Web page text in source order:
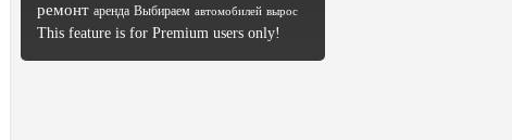
ремонт аренда Выбираем автомобилей вырос
This feature is for Premium users only!